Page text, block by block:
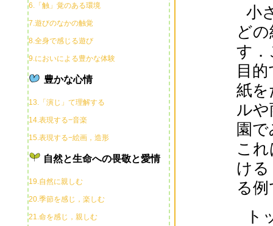
6.「触」覚のある環境
7.遊びのなかの触覚
8.全身で感じる遊び
9.においによる豊かな体験
豊かな心情
13.「演じ」て理解する
14.表現する−音楽
15.表現する−絵画，造形
自然と生命への畏敬と愛情
19.自然に親しむ
20.季節を感じ，楽しむ
21.命を感じ，親しむ
小
ど
す．
目
紙を
ル
園
こ
け
る
ト